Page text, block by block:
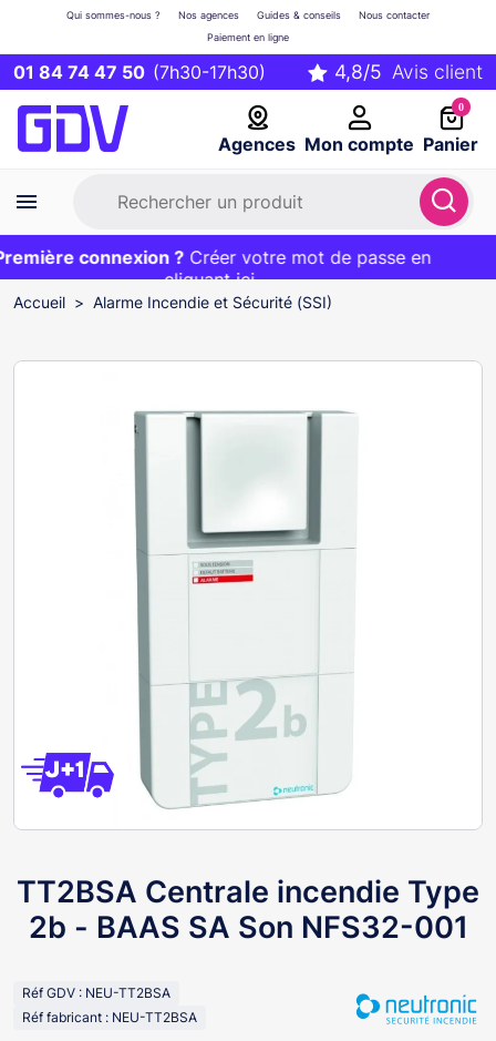
01 84 74 47 50 (7h30-17h30)
Agences Mon compte
Qui sommes-nous ? Nos agences Guides & conseils
Nous contacter
Paiement en ligne
0
Panier
Première commande ?20€ OFFERT sur votre panier
et livraison 24/48h gratuite avec le codeBIENVENUE
connexion ?Créer votre mot de passe en
cliquant ici
EXCLU WEB :
Accueil Alarme Incendie et Sécurité (SSI)
TT2BSA Centrale incendie Type
2b - BAAS SA Son NFS32-001
Réf GDV : NEU-TT2BSA
Réf fabricant : NEU-TT2BSA